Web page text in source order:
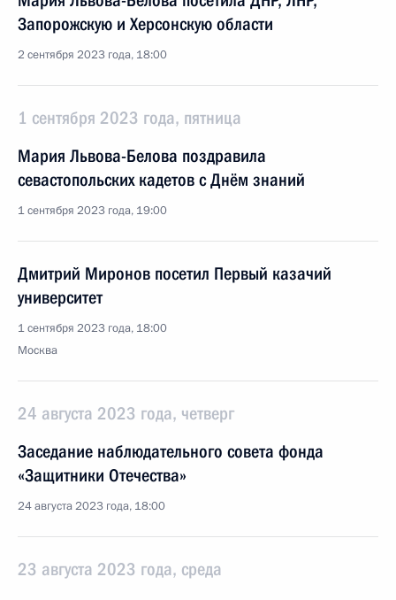
Запорожскую и Херсонскую области
2 сентября 2023 года, 18:00
1 сентября 2023 года, пятница
Мария Львова-Белова поздравила
севастопольских кадетов с Днём знаний
1 сентября 2023 года, 19:00
Дмитрий Миронов посетил Первый казачий
университет
1 сентября 2023 года, 18:00
Москва
24 августа 2023 года, четверг
Заседание наблюдательного совета фонда
«Защитники Отечества»
24 августа 2023 года, 18:00
23 августа 2023 года, среда